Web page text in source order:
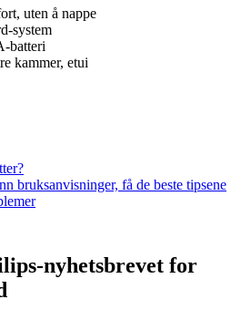
uten å nappe
system
batteri
kammer, etui
bruksanvisninger, få de beste tipsene
nyhetsbrevet for